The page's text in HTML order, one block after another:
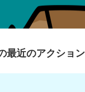
最近のアクション